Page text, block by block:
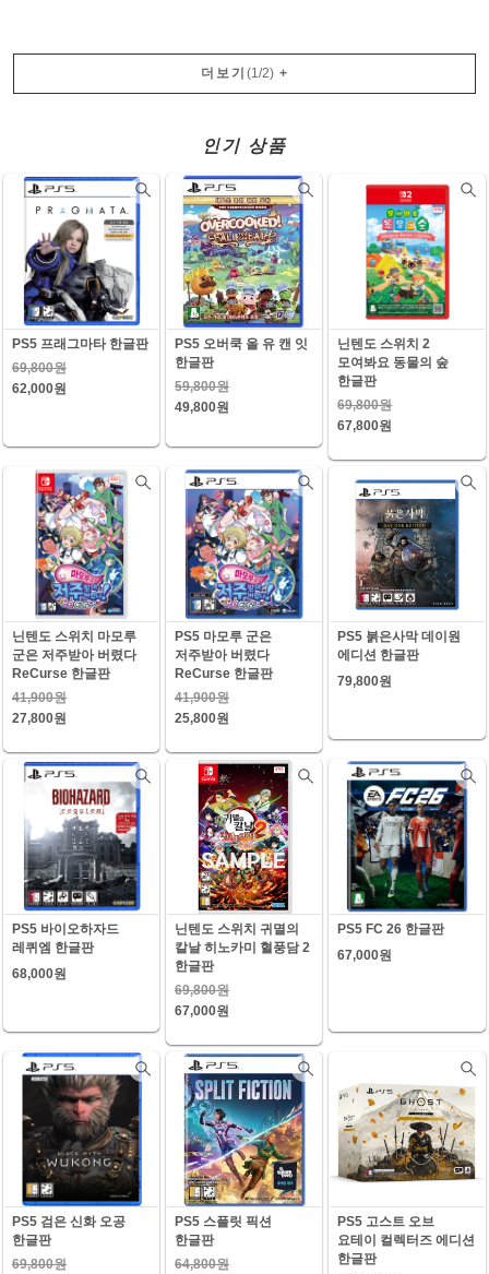
더보기 (1 /2)+
인기 상품
PS5 프래그마타 한글판
69,800원
62,000원
PS5 오버쿡 올 유 캔 잇
한글판
59,800원
49,800원
닌텐도 스위치 2
모여봐요 동물의 숲
한글판
69,800원
67,800원
닌텐도 스위치 마모루
군은 저주받아 버렸다
ReCurse 한글판
41,900원
27,800원
PS5 마모루 군은
저주받아 버렸다
ReCurse 한글판
41,900원
25,800원
PS5 붉은사막 데이원
에디션 한글판
79,800원
PS5 바이오하자드
레퀴엠 한글판
68,000원
닌텐도 스위치 귀멸의
칼날 히노카미 혈풍담 2
한글판
69,800원
67,000원
PS5 FC 26 한글판
67,000원
PS5 검은 신화 오공
한글판
69,800원
PS5 스플릿 픽션
한글판
64,800원
PS5 고스트 오브
요테이 컬렉터즈 에디션
한글판